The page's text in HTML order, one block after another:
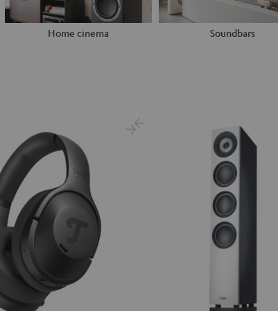
Home cinema Soundbars